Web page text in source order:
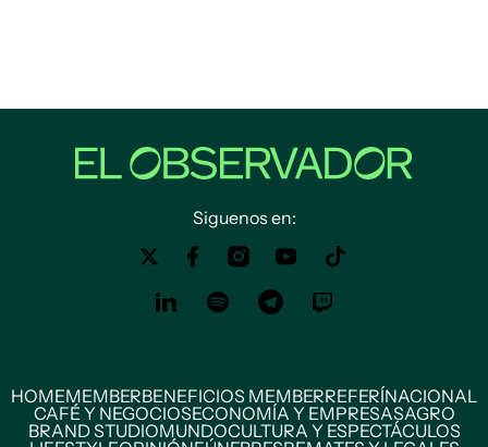
Siguenos en:
HOMEMEMBERBENEFICIOS MEMBERREFERÍNACIONAL
CAFÉ Y NEGOCIOSECONOMÍA Y EMPRESASAGRO
BRAND STUDIOMUNDOCULTURA Y ESPECTÁCULOS